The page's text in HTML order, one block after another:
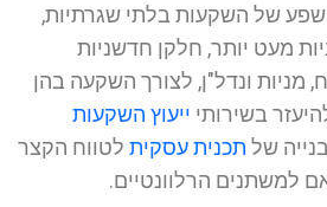
שפע של השקעות בלתי שגרתיות,
מעט יותר, חלקן חדשניות
מניות ונדל"ן, לצורך השקעה בהן
בשירותי ייעוץ השקעות
של תכנית עסקית לטווח הקצר
למשתנים הרלוונטיים.